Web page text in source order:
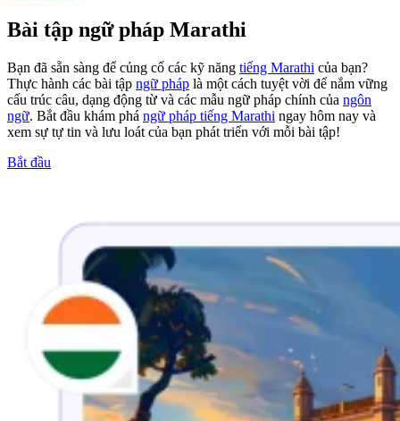
Bài tập ngữ pháp Marathi
Bạn đã sẵn sàng để củng cố các kỹ năng tiếng Marathi của bạn?
Thực hành các bài tập ngữ pháp là một cách tuyệt vời để nắm vững
cấu trúc câu, dạng động từ và các mẫu ngữ pháp chính của ngôn
ngữ. Bắt đầu khám phá ngữ pháp tiếng Marathi ngay hôm nay và
xem sự tự tin và lưu loát của bạn phát triển với mỗi bài tập!
Bắt đầu